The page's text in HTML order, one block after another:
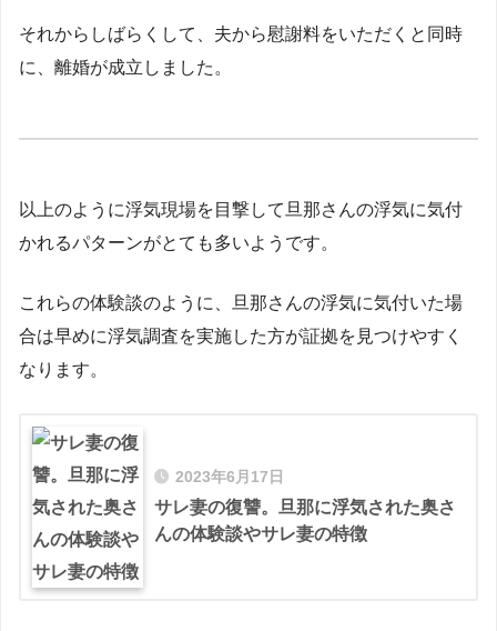
それからしばらくして、夫から慰謝料をいただくと同時
に、離婚が成立しました。
以上のように浮気現場を目撃して旦那さんの浮気に気付
かれるパターンがとても多いようです。
これらの体験談のように、旦那さんの浮気に気付いた場
合は早めに浮気調査を実施した方が証拠を見つけやすく
なります。
2023年6月17日
サレ妻の復讐。旦那に浮気された奥さ
んの体験談やサレ妻の特徴